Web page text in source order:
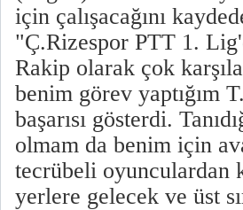
için çalışacağını
"Ç.Rizespor PTT 1.
Rakip olarak çok
benim görev yaptığım
başarısı gösterdi.
olmam da benim için
tecrübeli oyunculardan
yerlere gelecek ve üst